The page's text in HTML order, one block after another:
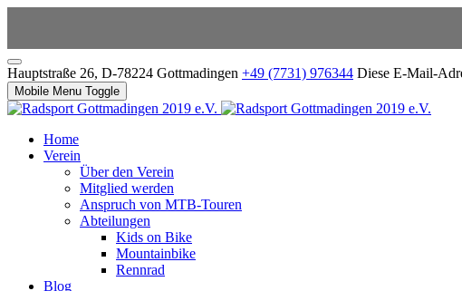
Hauptstraße 26, D-78224 Gottmadingen +49 (7731) 976344 Diese E-Mail-
Mobile Menu Toggle
Home
Verein
Über den Verein
Mitglied werden
Anspruch von MTB-Touren
Abteilungen
Kids on Bike
Mountainbike
Rennrad
Blog